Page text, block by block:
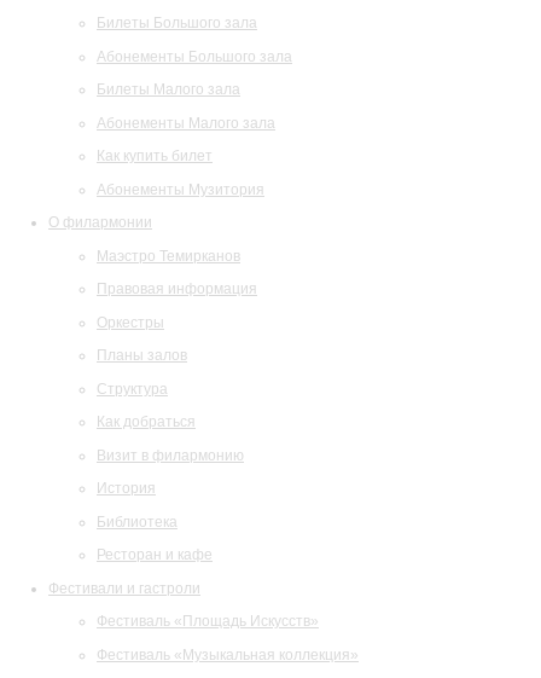
Билеты Большого зала
Абонементы Большого зала
Билеты Малого зала
Абонементы Малого зала
Как купить билет
Абонементы Музитория
О филармонии
Маэстро Темирканов
Правовая информация
Оркестры
Планы залов
Структура
Как добраться
Визит в филармонию
История
Библиотека
Ресторан и кафе
Фестивали и гастроли
Фестиваль «Площадь Искусств»
Фестиваль «Музыкальная коллекция»